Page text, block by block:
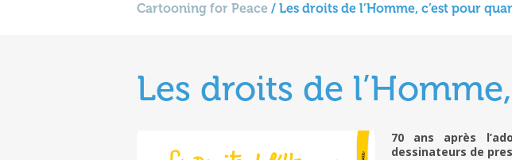
Cartooning for Peace / Les droits de l’Homme, c’est pour
Les droits de
70 ans après
dessinateurs de